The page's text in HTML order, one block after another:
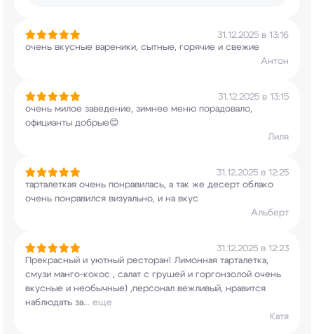
31.12.2025 в 13:16
очень вкусные вареники, сытные, горячие и свежие
Антон
31.12.2025 в 13:15
очень милое заведение, зимнее меню порадовало,
официанты добрые😊
Лиля
31.12.2025 в 12:25
тарталеткая очень понравилась, а так же десерт облако
очень понравился визуально, и на вкус
Альберт
31.12.2025 в 12:23
Прекрасный и уютный ресторан! Лимонная тарталетка,
смузи манго-кокос , салат с грушей и горгонзолой очень
вкусные и необычные) ,персонал вежливый, нравится
наблюдать за... еще
Катя